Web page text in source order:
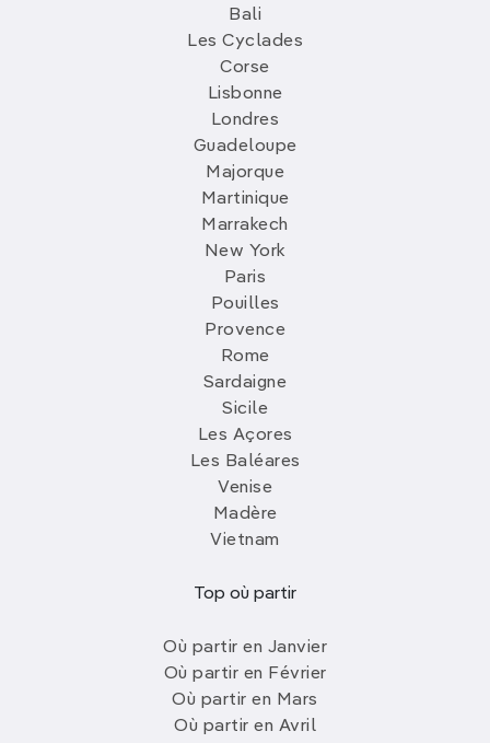
Bali
Les Cyclades
Corse
Lisbonne
Londres
Guadeloupe
Majorque
Martinique
Marrakech
New York
Paris
Pouilles
Provence
Rome
Sardaigne
Sicile
Les Açores
Les Baléares
Venise
Madère
Vietnam
Top où partir
Où partir en Janvier
Où partir en Février
Où partir en Mars
Où partir en Avril